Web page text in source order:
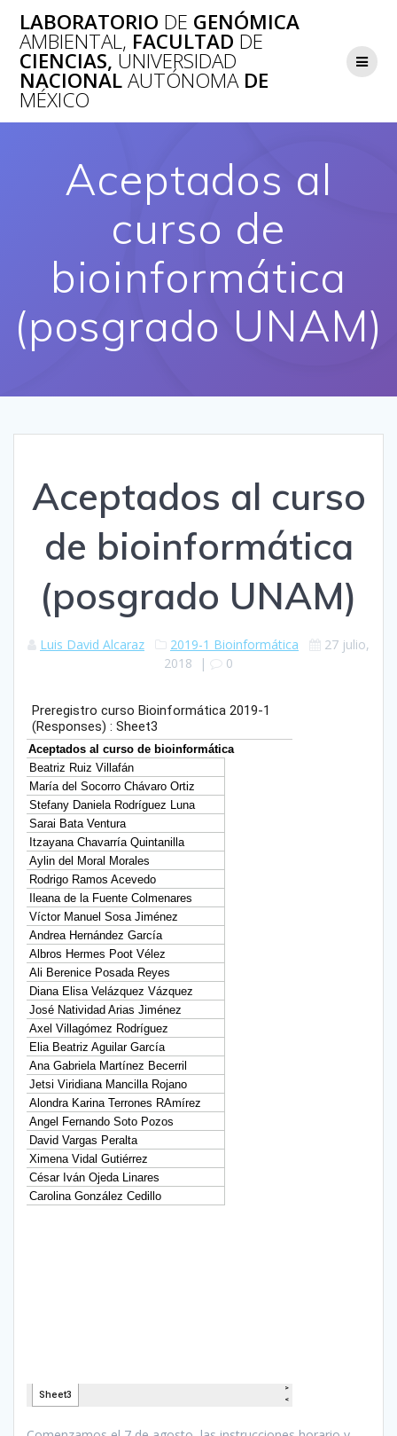
al
contenido
LABORATORIO DE GENÓMICA
AMBIENTAL, FACULTAD DE
CIENCIAS, UNIVERSIDAD
NACIONALAUTÓNOMADE
MÉXICO
Aceptados al
curso de
bioinformática
(posgrado UNAM)
Aceptados al curso
de bioinformática
(posgrado UNAM)
Luis David Alcaraz 2019-1 Bioinformática
27 julio,
2018 | 0